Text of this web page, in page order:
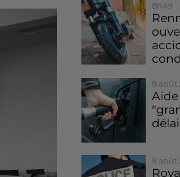
8h49
8 août
8 août